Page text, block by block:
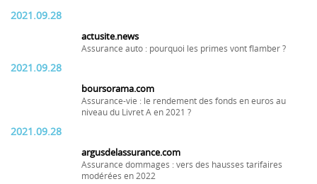
2021.09.28
actusite.news
Assurance auto : pourquoi les primes vont flamber ?
2021.09.28
boursorama.com
Assurance-vie : le rendement des fonds en euros au
niveau du Livret A en 2021 ?
2021.09.28
argusdelassurance.com
Assurance dommages : vers des hausses tarifaires
modérées en 2022